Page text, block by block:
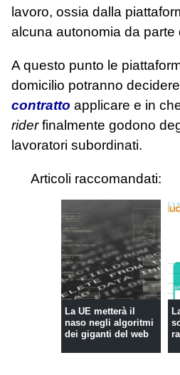
lavoro, ossia dalla
alcuna autonomia da parte
A questo punto le
domicilio potranno
contratto applicare e in
riderfinalmente godono
lavoratori subordinati.
Articoli raccomandati:
La UE metterà il
naso negli algoritmi
dei giganti del web